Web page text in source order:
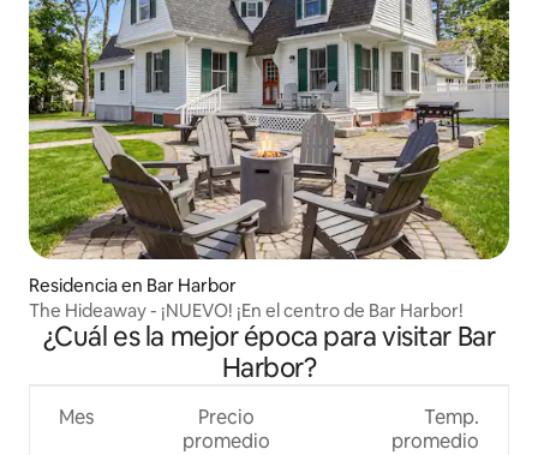
Residencia en Bar Harbor
The Hideaway - ¡NUEVO! ¡En el centro de Bar Harbor!
¿Cuál es la mejor época para visitar Bar
Harbor?
Mes
Precio
promedio
Temp.
promedio